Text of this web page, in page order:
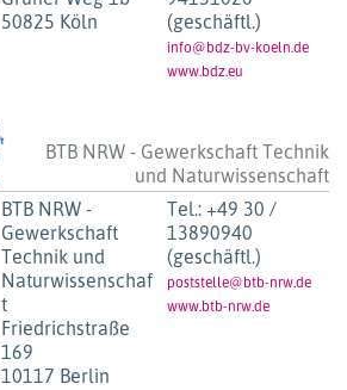
50825 Köln
(geschäftl.)
info@bdz-bv-koeln.de
www.bdz.eu
BTB NRW - Gewerkschaft Technik
und Naturwissenschaft
BTB NRW -
Gewerkschaft
Technik und
Naturwissenschaf
t
Friedrichstraße
169
10117 Berlin
Tel.:+49 30 /
13890940
(geschäftl.)
poststelle@btb-nrw.de
www.btb-nrw.de